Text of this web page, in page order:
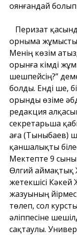
оянғандай
Перизат
орныма жұмысты
Менің көзім
орынға кімді
шешпейсің?”
болды. Енді ше,
орынды өзіме
редакция
секретарьша
аға (Тыныбаев)
қаншалықты
Мектепте 9
Өлгий аймақтық
жетекшісі
жазуының
төлеп, сол
әліппесіне
сақтаулы.